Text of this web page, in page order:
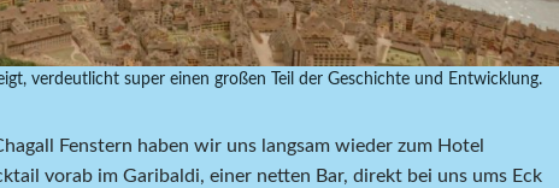
verdeutlicht super einen großen Teil der Geschichte und Entwicklung.
Fenstern haben wir uns langsam wieder zum Hotel
vorab im Garibaldi, einer netten Bar, direkt bei uns ums Eck